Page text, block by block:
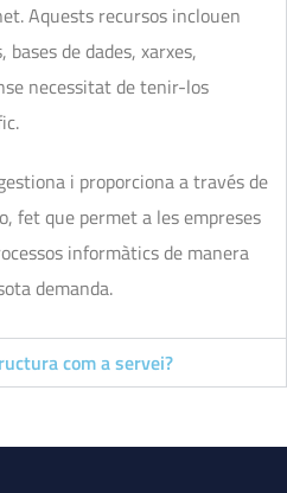
Aquests recursos inclouen
de dades, xarxes,
necessitat de tenir-los
i proporciona a través de
fet que permet a les empreses
informàtics de manera
demanda.
com a servei?